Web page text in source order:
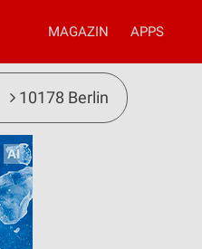
MAGAZIN APPS
10178 Berlin